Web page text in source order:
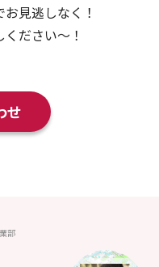
見逃しなく！
ださい～！
せ
部